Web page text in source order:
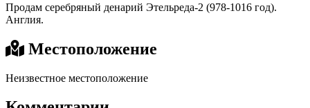
Продам серебряный денарий Этельреда-2 (978-1016 год).
Англия.
Местоположение
Неизвестное местоположение